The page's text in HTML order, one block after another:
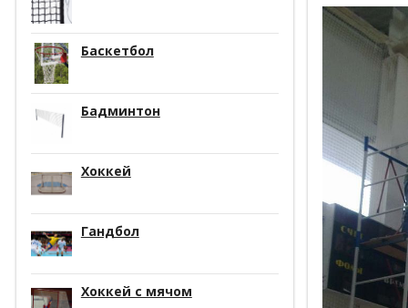
Баскетбол
Бадминтон
Хоккей
Гандбол
Хоккей с мячом